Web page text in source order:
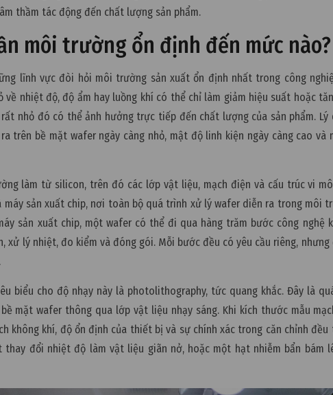
thầm tác động đến chất lượng sản phẩm.
môi trường ổn định đến mức nào?
lĩnh vực đòi hỏi môi trường sản xuất ổn định nhất trong công
về nhiệt độ, độ ẩm hay luồng khí có thể chỉ làm giảm hiệu suất hoặc
nhỏ đó có thể ảnh hưởng trực tiếp đến chất lượng của sản phẩm.
trên bề mặt wafer ngày càng nhỏ, mật độ linh kiện ngày càng cao và
làm từ silicon, trên đó các lớp vật liệu, mạch điện và cấu trúc vi
máy sản xuất chip, nơi toàn bộ quá trình xử lý wafer diễn ra trong môi
sản xuất chip, một wafer có thể đi qua hàng trăm bước công nghệ
xử lý nhiệt, đo kiểm và đóng gói. Mỗi bước đều có yêu cầu riêng,
biểu cho độ nhạy này là photolithography, tức quang khắc. Đây là
mặt wafer thông qua lớp vật liệu nhạy sáng. Khi kích thước mẫu
không khí, độ ổn định của thiết bị và sự chính xác trong căn chỉnh
thay đổi nhiệt độ làm vật liệu giãn nở, hoặc một hạt nhiễm bẩn bám